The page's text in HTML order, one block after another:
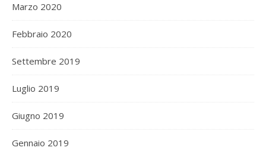
Marzo 2020
Febbraio 2020
Settembre 2019
Luglio 2019
Giugno 2019
Gennaio 2019